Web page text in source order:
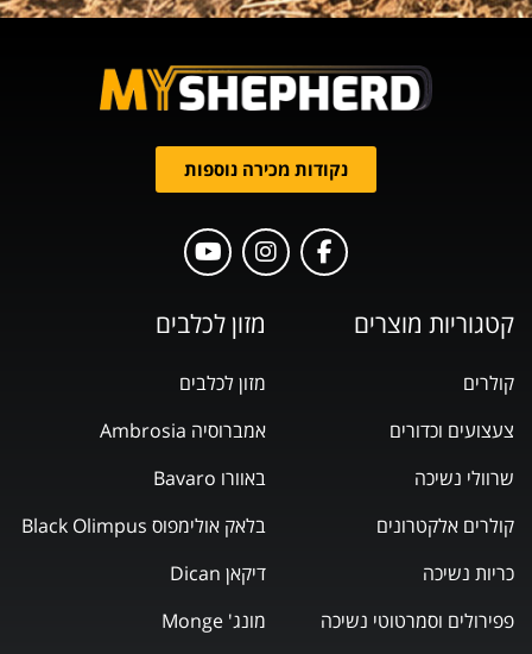
מזון לכלבים
מזון לכלבים
אמברוסיה Ambrosia
באוורו Bavaro
בלאק אולימפוס Black Olimpus
דיקאן Dican
מונג' Monge
קטגוריות מוצרים
קולרים
צעצועים וכדורים
שרוולי נשיכה
קולרים אלקטרונים
כריות נשיכה
פפירולים וסמרטוטי נשיכה
נקודות מכירה נוספות